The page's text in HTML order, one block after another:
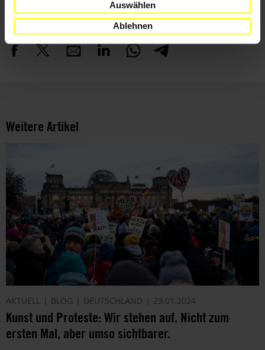
Auswählen
Ablehnen
Teile diesen Beitrag
Weitere Artikel
AKTUELL BLOG DEUTSCHLAND 23.01.2024
Kunst und Proteste: Wir stehen auf. Nicht zum
ersten Mal, aber umso sichtbarer.